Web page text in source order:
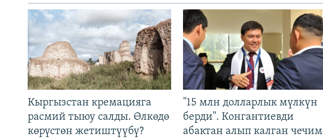
Кыргызстан кремацияга
расмий тыюу салды. Өлкөдө
көрүстөн жетиштүүбү?
"15 млн долларлык мүлкүн
берди". Конгантиевди
абактан алып калган чечим